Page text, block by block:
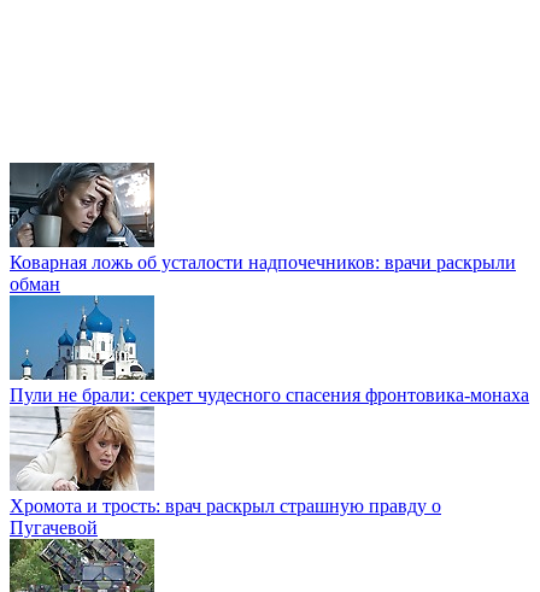
Коварная ложь об усталости надпочечников: врачи раскрыли
обман
Пули не брали: секрет чудесного спасения фронтовика-монаха
Хромота и трость: врач раскрыл страшную правду о
Пугачевой